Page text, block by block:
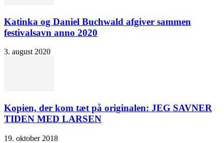
Katinka og Daniel Buchwald afgiver sammen
festivalsavn anno 2020
3. august 2020
Kopien, der kom tæt på originalen: JEG SAVNER
TIDEN MED LARSEN
19. oktober 2018